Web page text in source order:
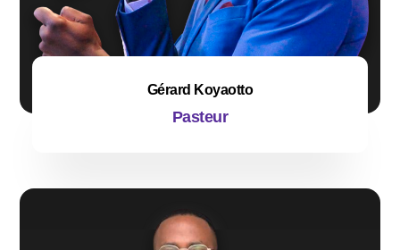
Gérard Koyaotto
Pasteur